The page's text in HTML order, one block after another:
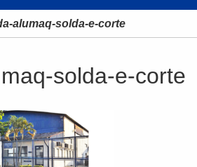
alumaq-solda-e-corte
solda-e-corte